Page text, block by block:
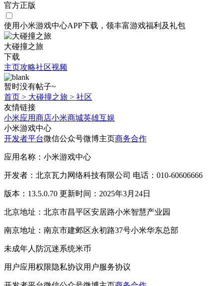
官方正版
使用小米游戏中心APP下载 ，领丰富游戏福利 及礼包
大碰撞之旅
下载
主页攻略社区视频
暂时没有帖子~
首页 > 大碰撞之旅 > 社区
友情链接
小米应用商店小米商城英雄互娱
小米游戏中心
开发者平台微信公众号微博主页商务合作
应用名称：小米游戏中心
开发者：北京瓦力网络科技有限公司 电话：010-60606666
版本：13.5.0.70 更新时间：2025年3月24日
北京地址：北京市昌平区安居路小米智慧产业园
南京地址：南京市建邺区永初路37号小米华东总部
未成年人防沉迷系统米币
用户应用权限隐私协议用户服务协议